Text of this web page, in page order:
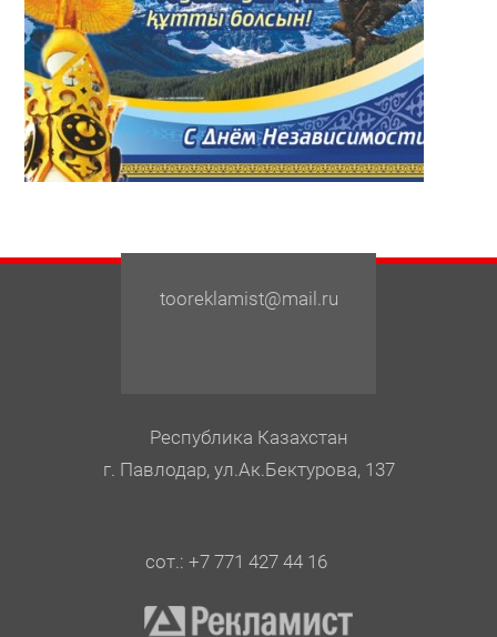
tooreklamist@mail.ru
Республика Казахстан
г. Павлодар, ул.Ак.Бектурова, 137
сот.: +7 771 427 44 16